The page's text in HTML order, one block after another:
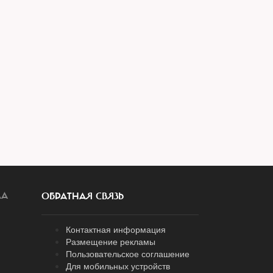
ОБРАТНАЯ СВЯЗЬ
Контактная информация
Размещение рекламы
Пользовательское соглашение
Для мобильных устройств